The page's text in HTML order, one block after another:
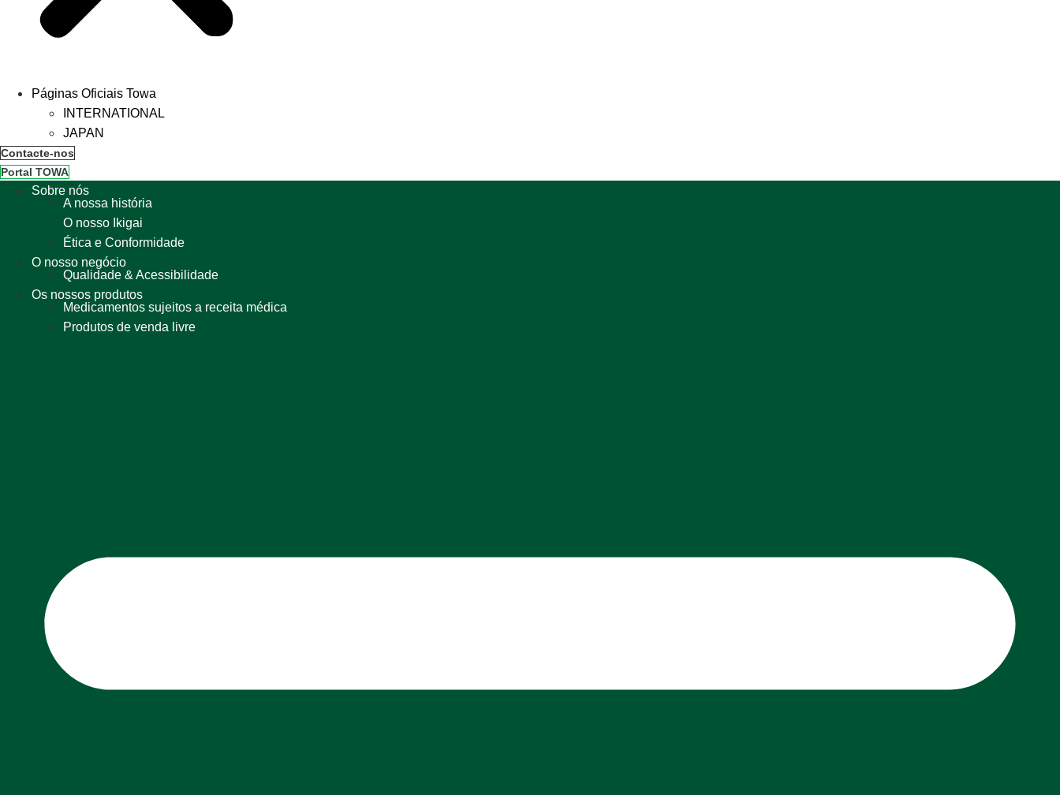
Páginas Oficiais Towa
INTERNATIONAL
JAPAN
Contacte-nos
Portal TOWA
Sobre nós
A nossa história
O nosso Ikigai
Ética e Conformidade
O nosso negócio
Qualidade & Acessibilidade
Os nossos produtos
Medicamentos sujeitos a receita médica
Produtos de venda livre